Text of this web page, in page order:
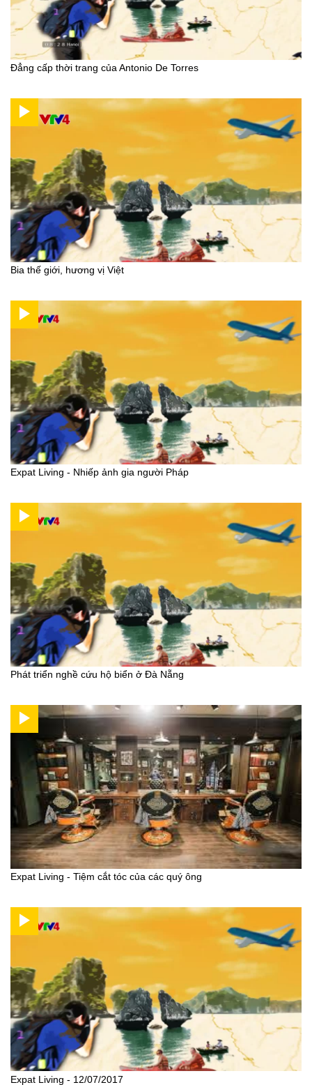
Đẳng cấp thời trang của Antonio De Torres
Bia thế giới, hương vị Việt
Expat Living - Nhiếp ảnh gia người Pháp
Phát triển nghề cứu hộ biển ở Đà Nẵng
Expat Living - Tiệm cắt tóc của các quý ông
Expat Living - 12/07/2017